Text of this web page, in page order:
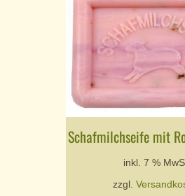
Schafmilchseife mit
inkl. 7 %
zzgl.